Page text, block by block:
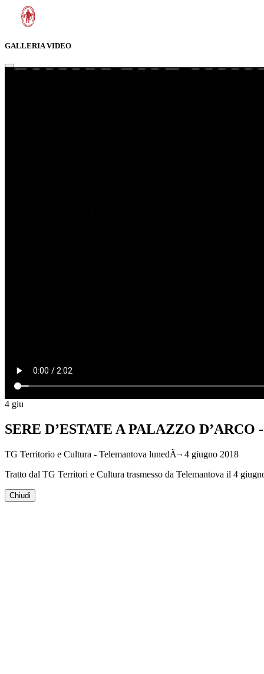
GALLERIA VIDEO
4 giu
SERE D’ESTATE A PALAZZO D’ARCO
TG Territorio e Cultura - Telemantova lunedÃ¬ 4 giugno 2018
Tratto dal TG Territori e Cultura trasmesso da Telemantova il 4
Chiudi